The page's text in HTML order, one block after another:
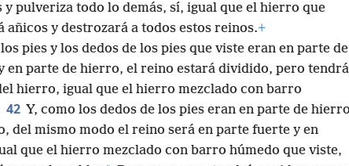
será fuerte como el hierro.+Porque, tal como el
pulveriza todo lo demás, sí, igual que el hierro que
añicos y destrozará a todos estos reinos.+
los pies y los dedos de los pies que viste eran en parte de
en parte de hierro, el reino estará dividido, pero tendrá
hierro, igual que el hierro mezclado con barro
42 Y, como los dedos de los pies eran en parte de hierro
del mismo modo el reino será en parte fuerte y en